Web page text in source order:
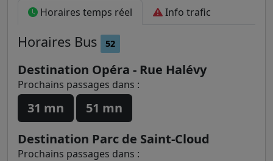
Horaires temps réel Info trafic
Horaires Bus 52
Destination Opéra - Rue Halévy
Prochains passages dans :
31 mn
51 mn
Destination Parc de Saint-Cloud
Prochains passages dans :